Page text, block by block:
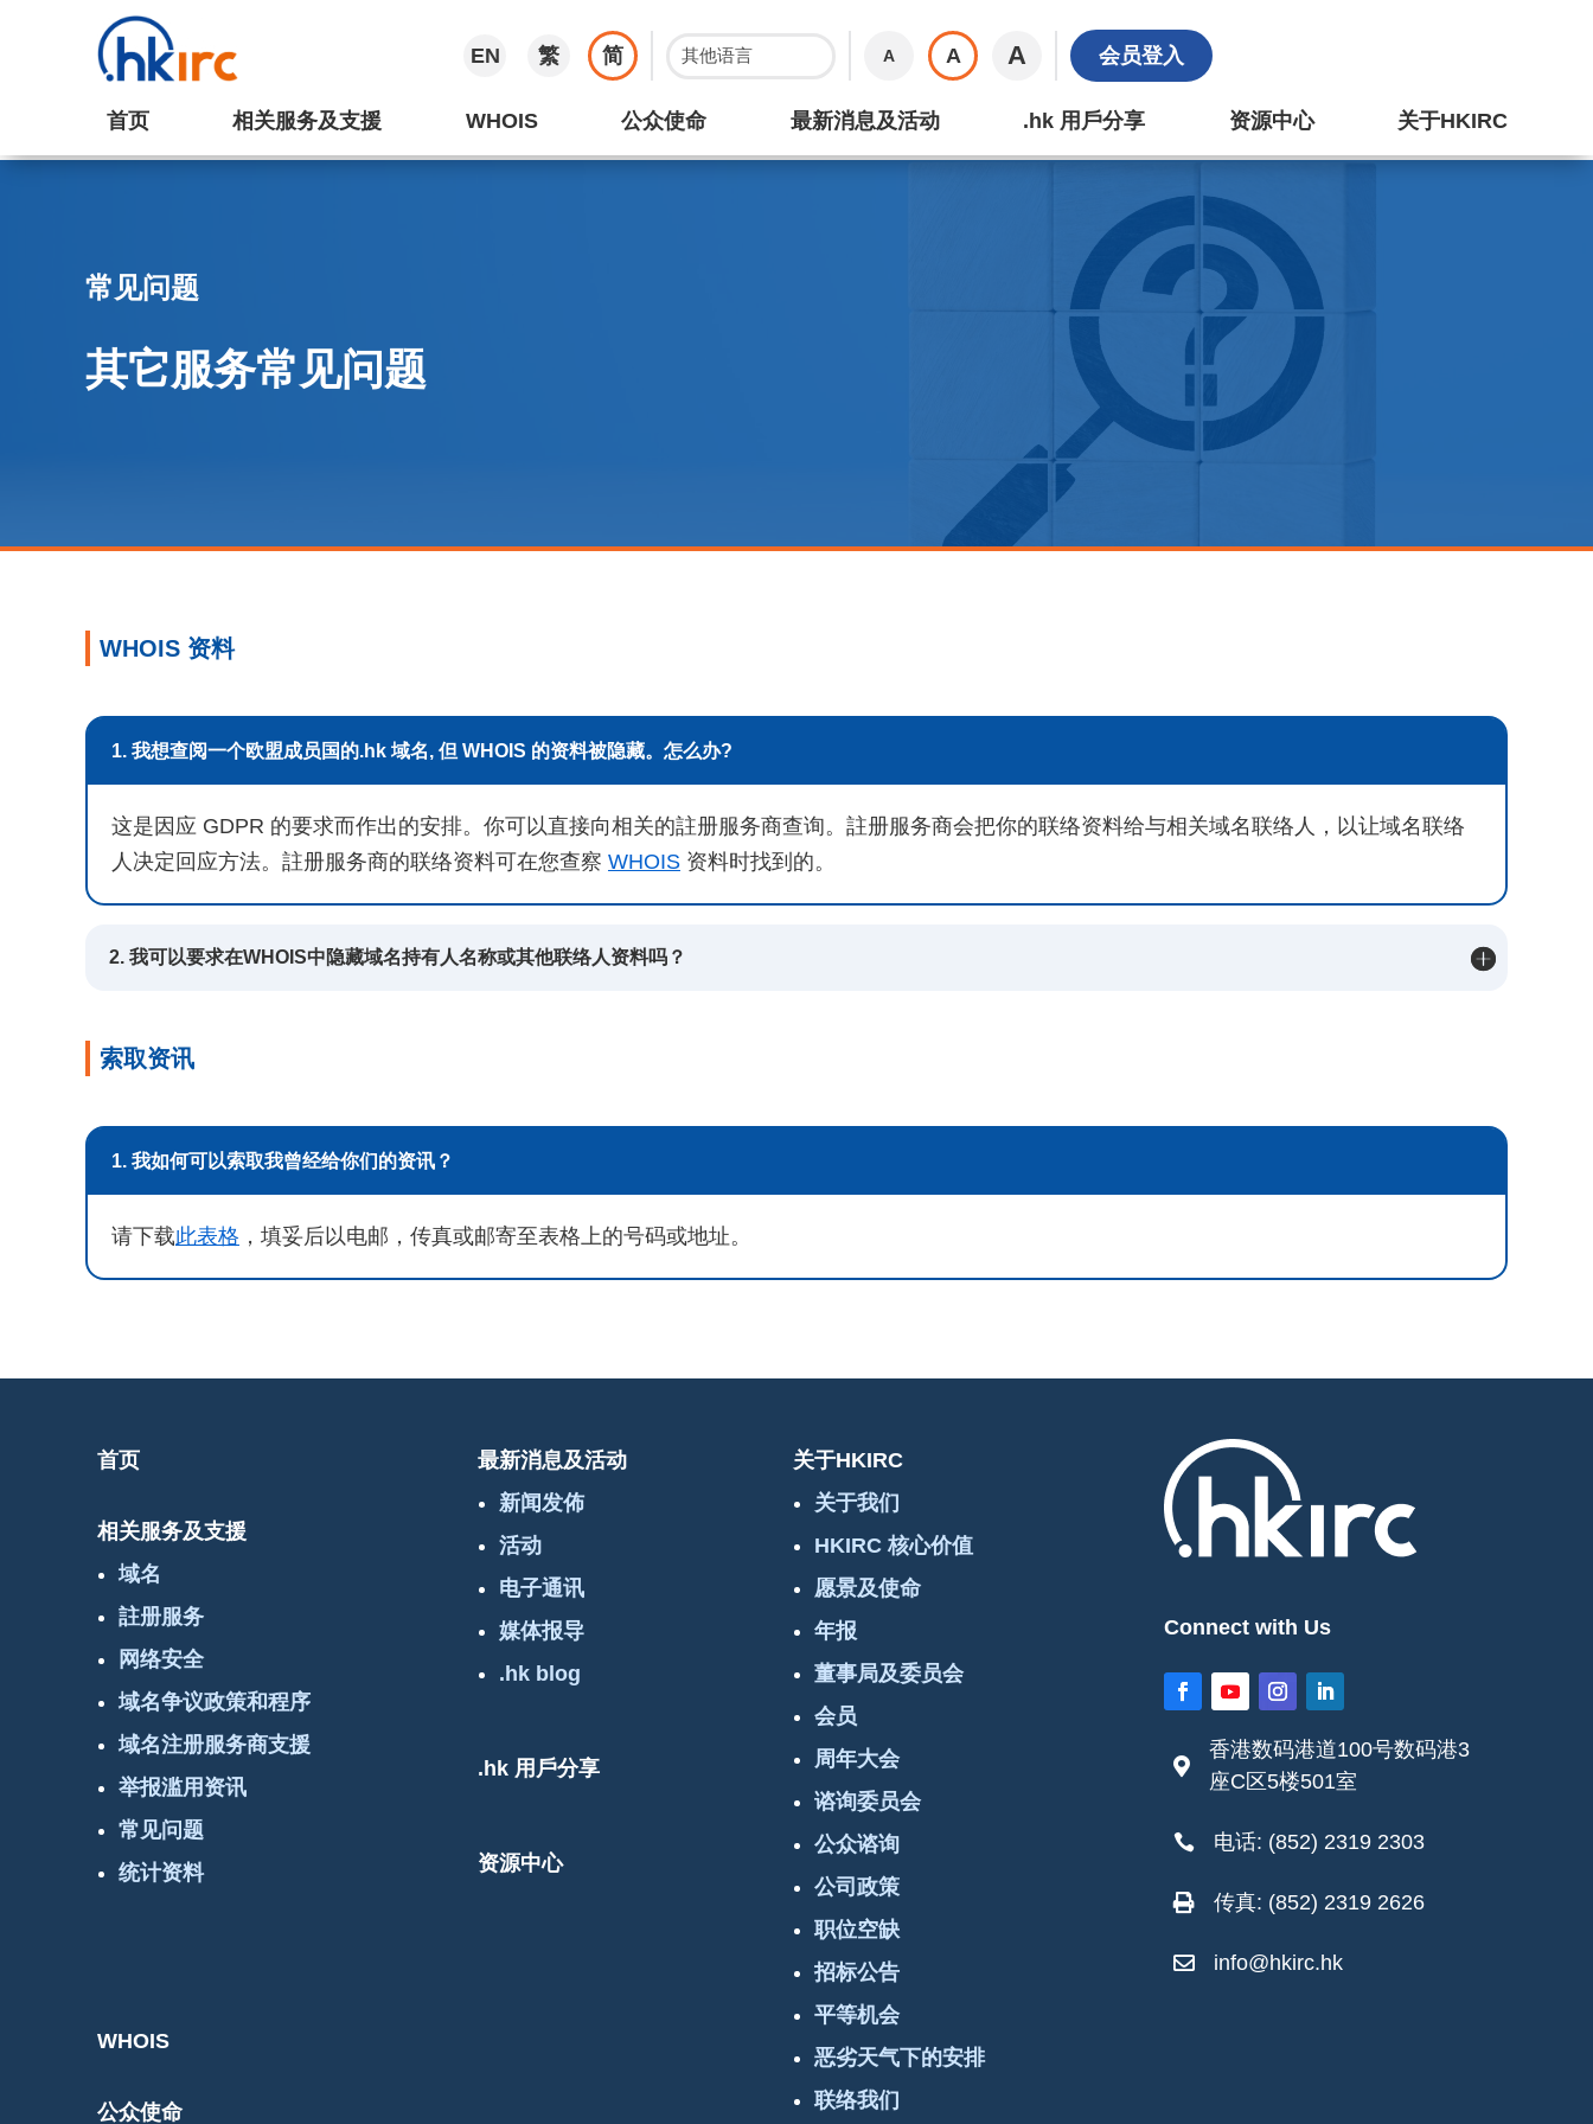
EN 繁 简 A A A 会员登入
首页 相关服务及支援 WHOIS 公众使命 最新消息及活动 .hk 用戶分享 资源中心 关于HKIRC
常见问题
其它服务常见问题
WHOIS 资料
1. 我想查阅一个欧盟成员国的.hk 域名, 但 WHOIS 的资料被隐藏。怎么办?
这是因应 GDPR 的要求而作出的安排。你可以直接向相关的註册服务商查询。註册服务商会把你的联络资料给与相关域名联络人，以让域名联络
人决定回应方法。註册服务商的联络资料可在您查察 WHOIS 资料时找到的。
2. 我可以要求在WHOIS中隐藏域名持有人名称或其他联络人资料吗？
索取资讯
1. 我如何可以索取我曾经给你们的资讯？
请下载此表格 ，填妥后以电邮，传真或邮寄至表格上的号码或地址。
首页
相关服务及支援
域名
註册服务
网络安全
域名争议政策和程序
域名注册服务商支援
举报滥用资讯
常见问题
统计资料
WHOIS
公众使命
最新消息及活动
新闻发佈
活动
电子通讯
媒体报导
.hk blog
.hk 用戶分享
资源中心
关于HKIRC
关于我们
HKIRC 核心价值
愿景及使命
年报
董事局及委员会
会员
周年大会
谘询委员会
公众谘询
公司政策
职位空缺
招标公告
平等机会
恶劣天气下的安排
联络我们
Connect with Us

香港数码港道100号数码港3
座C区5楼501室
 电话: (852) 2319 2303
 传真: (852) 2319 2626
 info@hkirc.hk